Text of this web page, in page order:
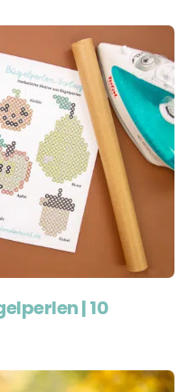
| 10